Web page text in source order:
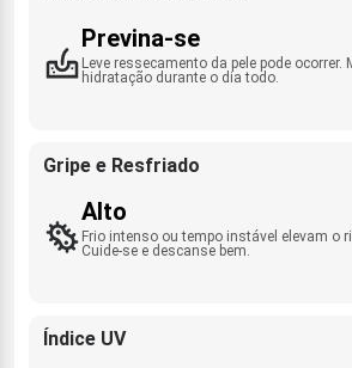
Previna-se
Leve ressecamento da pele pode ocorrer.
hidratação durante o dia todo.
Gripe e Resfriado
Alto
Frio intenso ou tempo instável elevam o
Cuide-se e descanse bem.
Índice UV